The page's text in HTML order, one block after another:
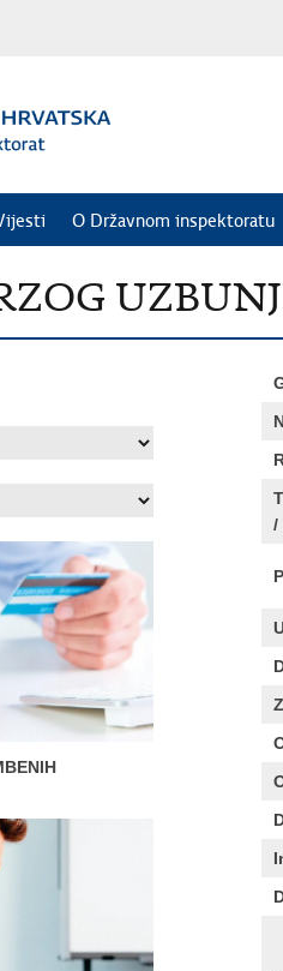
O Državnom inspektoratu
/